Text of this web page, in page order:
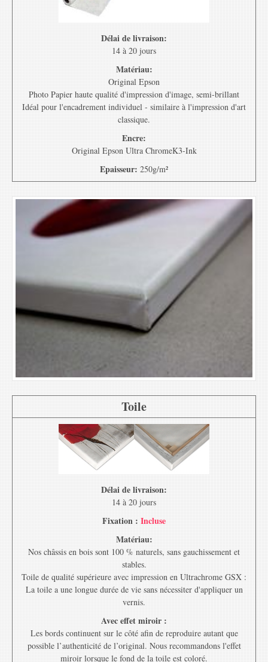
Délai de livraison:
14 à 20 jours
Matériau:
Original Epson
Photo Papier haute qualité d'impression d'image, semi-brillant
Idéal pour l'encadrement individuel - similaire à l'impression d'art
classique.
Encre:
Original Epson Ultra ChromeK3-Ink
Epaisseur: 250g/m²
Toile
Délai de livraison:
14 à 20 jours
Fixation : Incluse
Matériau:
Nos châssis en bois sont 100 % naturels, sans gauchissement et
stables.
Toile de qualité supérieure avec impression en Ultrachrome GSX :
La toile a une longue durée de vie sans nécessiter d'appliquer un
vernis.
Avec effet miroir :
Les bords continuent sur le côté afin de reproduire autant que
possible l’authenticité de l’original. Nous recommandons l'effet
miroir lorsque le fond de la toile est coloré.